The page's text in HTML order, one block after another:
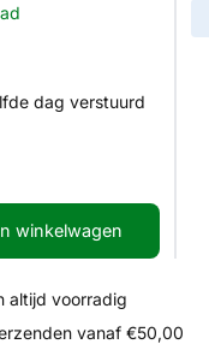
dag verstuurd
winkelwagen
altijd voorradig
vanaf €50,00